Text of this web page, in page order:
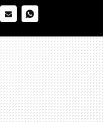
MAIL